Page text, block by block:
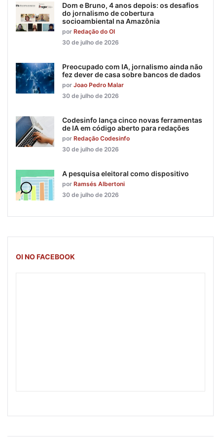
Dom e Bruno, 4 anos depois: os desafios
do jornalismo de cobertura
socioambiental na Amazônia
por Redação do OI
30 de julho de 2026
Preocupado com IA, jornalismo ainda não
fez dever de casa sobre bancos de dados
por Joao Pedro Malar
30 de julho de 2026
Codesinfo lança cinco novas ferramentas
de IA em código aberto para redações
por Redação Codesinfo
30 de julho de 2026
A pesquisa eleitoral como dispositivo
por Ramsés Albertoni
30 de julho de 2026
OI NO FACEBOOK